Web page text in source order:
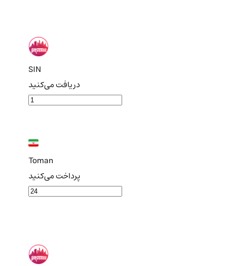
SIN
دریافت می‌کنید
Toman
پرداخت می‌کنید